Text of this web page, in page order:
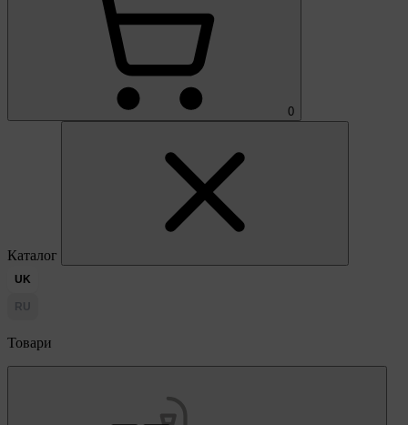
0
Каталог
UK
RU
Товари